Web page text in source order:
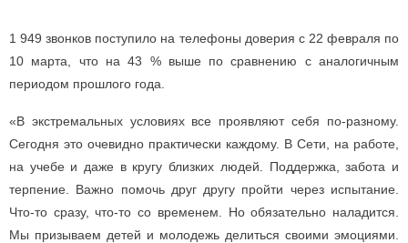
1 949 звонков поступило на телефоны доверия с 22 февраля по
10 марта, что на 43 % выше по сравнению с аналогичным
периодом прошлого года.
«В экстремальных условиях все проявляют себя по-разному.
Сегодня это очевидно практически каждому. В Сети, на работе,
на учебе и даже в кругу близких людей. Поддержка, забота и
терпение. Важно помочь друг другу пройти через испытание.
Что-то сразу, что-то со временем. Но обязательно наладится.
Мы призываем детей и молодежь делиться своими эмоциями.